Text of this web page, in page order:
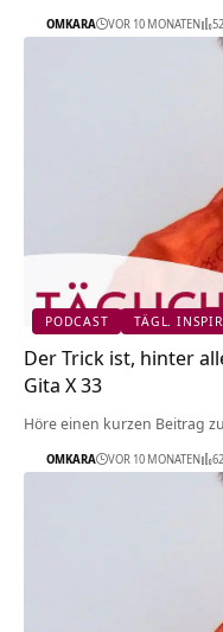
OMKARA VOR 10 MONATEN
PODCAST TÄGL.
Der Trick ist, hinter
Gita X 33
Höre einen kurzen Beitrag
OMKARA VOR 10 MONATEN